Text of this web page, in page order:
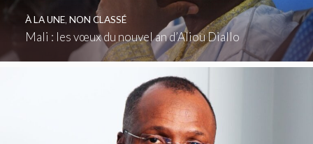
Mali : les vœux du nouvel an d’Aliou Diallo
À LA UNE, NON CLASSÉ